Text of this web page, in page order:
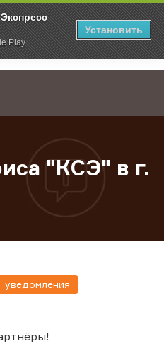
Play
Установить
Открытие офиса "КСЭ" в г.
"КСЭ" в г.
уведомления